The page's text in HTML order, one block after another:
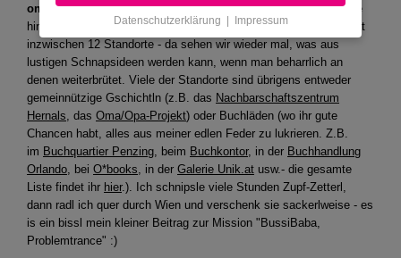
ominösenZupforakelzusammen, weil ich darin die Philosophie
hinter all der
Zetterl-Poesieausformuliert hab. Das Zupforakel hat
inzwischen 12 Standorte - da sehen wir wieder mal, was aus
lustigen Schnapsideen werden kann, wenn man beharrlich an
denen weiterbrütet. Viele der Standorte sind übrigens entweder
gemeinnützige Gschichtln (z.B. das Nachbarschaftszentrum
Hernals, das Oma/Opa-Projekt) oder Buchläden (wo ihr gute
Chancen habt, alles aus meiner edlen Feder zu lukrieren. Z.B.
im Buchquartier Penzing, beim Buchkontor, in der Buchhandlung
Orlando, bei O*books, in der Galerie Unik.at usw.- die gesamte
Liste findet ihr hier.). Ich schnipsle viele Stunden Zupf-Zetterl,
dann radl ich quer durch Wien und verschenk sie sackerlweise - es
is ein bissl mein kleiner Beitrag zur Mission "BussiBaba,
Problemtrance" :)
Datenschutzerklärung | Impressum